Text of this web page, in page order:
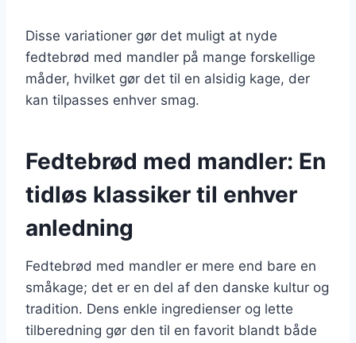
Disse variationer gør det muligt at nyde
fedtebrød med mandler på mange forskellige
måder, hvilket gør det til en alsidig kage, der
kan tilpasses enhver smag.
Fedtebrød med mandler: En
tidløs klassiker til enhver
anledning
Fedtebrød med mandler er mere end bare en
småkage; det er en del af den danske kultur og
tradition. Dens enkle ingredienser og lette
tilberedning gør den til en favorit blandt både